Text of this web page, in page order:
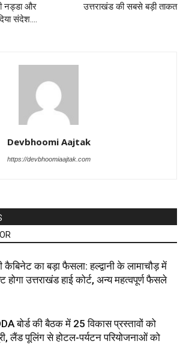
नड्डा और
संदेश….
उत्तराखंड की सबसे बड़ी ताकत
Devbhoomi Aajtak
https://devbhoomiaajtak.com
कैबिनेट का बड़ा फैसला: हल्द्वानी के लामाचौड़ में
होगा उत्तराखंड हाई कोर्ट, अन्य महत्वपूर्ण फैसले
बोर्ड की बैठक में 25 विकास प्रस्तावों को
लैंड पूलिंग से होटल-पर्यटन परियोजनाओं को